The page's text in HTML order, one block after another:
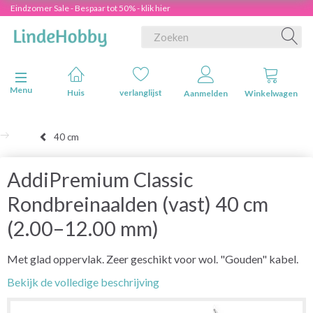
Eindzomer Sale - Bespaar tot 50% - klik hier
Navigatie in-/uitschakelen
Menu
Huis verlanglijst Aanmelden Winkelwagen
40 cm
AddiPremium Classic
Rondbreinaalden (vast) 40 cm
(2.00–12.00 mm)
Met glad oppervlak. Zeer geschikt voor wol. "Gouden" kabel.
Bekijk de volledige beschrijving